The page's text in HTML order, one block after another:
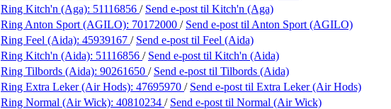
Ring Kitch'n (Aga): 51116856 / Send e-post til Kitch'n (Aga)
Ring Anton Sport (AGILO): 70172000 / Send e-post til Anton Sport (AGILO)
Ring Feel (Aida): 45939167 / Send e-post til Feel (Aida)
Ring Kitch'n (Aida): 51116856 / Send e-post til Kitch'n (Aida)
Ring Tilbords (Aida): 90261650 / Send e-post til Tilbords (Aida)
Ring Extra Leker (Air Hods): 47695970 / Send e-post til Extra Leker (Air Hods)
Ring Normal (Air Wick): 40810234 / Send e-post til Normal (Air Wick)